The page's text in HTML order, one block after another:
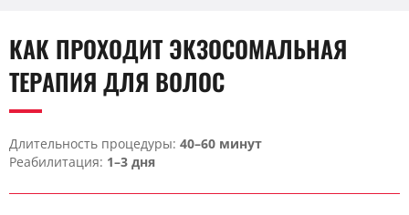
КАК ПРОХОДИТ ЭКЗОСОМАЛЬНАЯ
ТЕРАПИЯ ДЛЯ ВОЛОС
Длительность процедуры: 40–60 минут
Реабилитация: 1–3 дня